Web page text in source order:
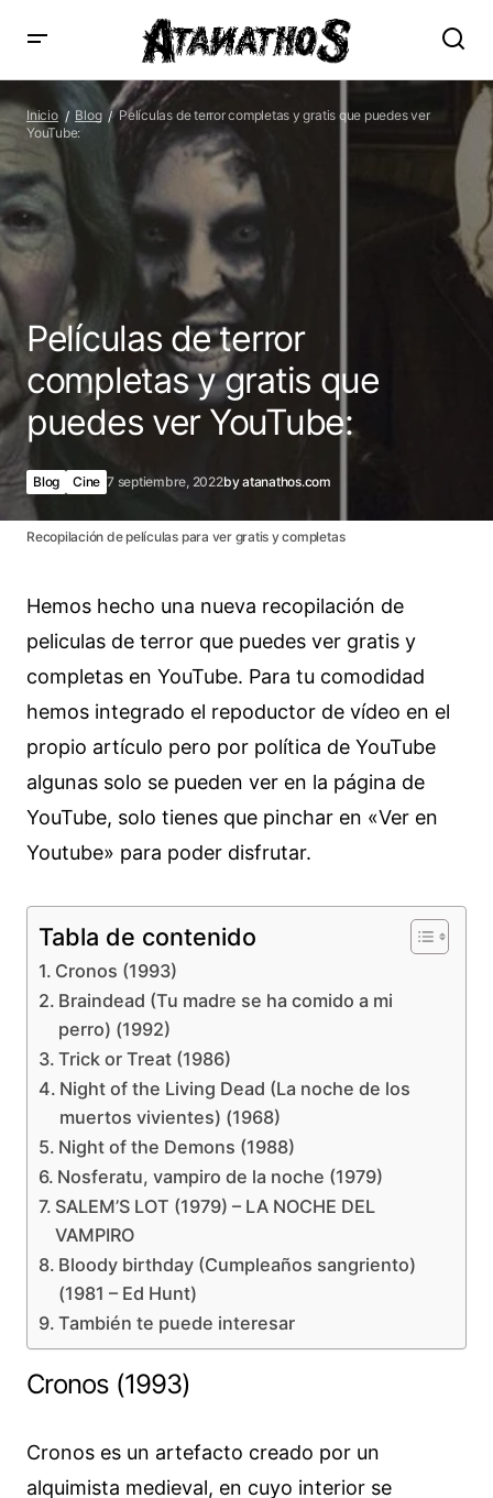
Películas de terror completas y gratis que puedes ver
YouTube:
Inicio Blog
Películas de terror completas y gratis que puedes ver
YouTube:
Películas de terror
completas y gratis que
puedes ver YouTube:
Blog Cine 7 septiembre, 2022byatanathos.com
Recopilación de películas para ver gratis y completas
Hemos hecho una nueva recopilación de
peliculas de terror que puedes ver gratis y
completas en YouTube. Para tu comodidad
hemos integrado el repoductor de vídeo en el
propio artículo pero por política de YouTube
algunas solo se pueden ver en la página de
YouTube, solo tienes que pinchar en «Ver en
Youtube» para poder disfrutar.
Tabla de contenido
Cronos (1993)
Braindead (Tu madre se ha comido a mi
perro) (1992)
Trick or Treat (1986)
Night of the Living Dead (La noche de los
muertos vivientes) (1968)
Night of the Demons (1988)
Nosferatu, vampiro de la noche (1979)
SALEM’S LOT (1979) – LA NOCHE DEL
VAMPIRO
Bloody birthday (Cumpleaños sangriento)
(1981 – Ed Hunt)
También te puede interesar
Cronos (1993)
Cronos es un artefacto creado por un
alquimista medieval, en cuyo interior se